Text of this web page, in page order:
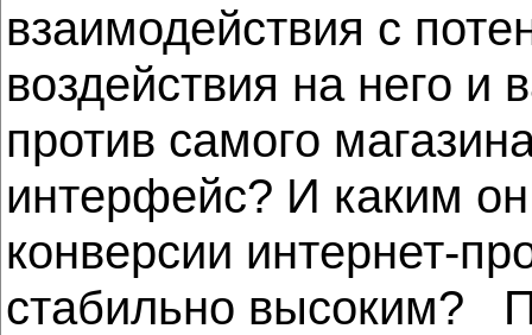
взаимодействия с
воздействия на него
против самого
интерфейс? И каким
конверсии интернет-
стабильно высоким?